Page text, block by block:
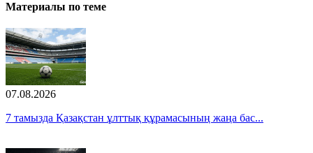
Материалы по теме
07.08.2026
7 тамызда Қазақстан ұлттық құрамасының жаңа бас...